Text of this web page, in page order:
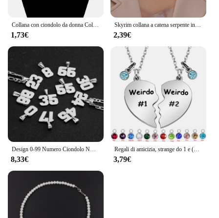
Collana con ciondolo da donna Color oro con stella a forma di stella collana con girocollo femminile di moda gioielli regali semplici da donna con pentagono a stella
1,73€
Skyrim collana a catena serpente in acciaio inossidabile per donna uomo colore oro girocollo a spina di pesce catene 2024 gioielli di tendenza regalo caldo
2,39€
Design 0-99 Numero Ciondolo NK Collane per Uomo Donna Bambini Ragazze Team Girocollo in acciaio inossidabile Figaro Catena Gioielli di moda Regali
8,33€
Regali di amicizia, strange do 1 e (do 2 due divisi con ciondoli Birthstone collane con ciondolo a cuore, regalo di compleanno BFF per il migliore amico
3,79€